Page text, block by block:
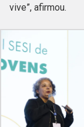
vive”, afirmou.